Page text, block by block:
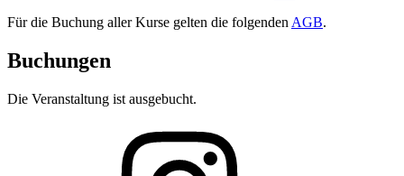
Für die Buchung aller Kurse gelten die folgenden AGB.
Buchungen
Die Veranstaltung ist ausgebucht.